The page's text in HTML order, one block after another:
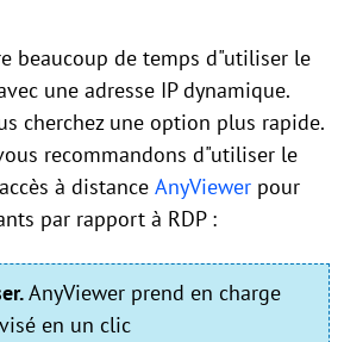
beaucoup de temps d"utiliser le
une adresse IP dynamique.
cherchez une option plus rapide.
recommandons d"utiliser le
à distance AnyViewer pour
par rapport à RDP :
AnyViewer prend en charge
en un clic